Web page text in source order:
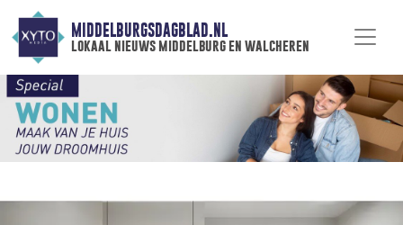
MIDDELBURGSDAGBLAD.NL
lokaal nieuws middelburg en walcheren